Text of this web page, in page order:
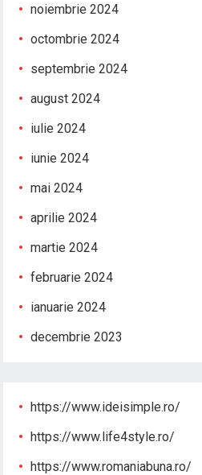
noiembrie 2024
octombrie 2024
septembrie 2024
august 2024
iulie 2024
iunie 2024
mai 2024
aprilie 2024
martie 2024
februarie 2024
ianuarie 2024
decembrie 2023
https://www.ideisimple.ro/
https://www.life4style.ro/
https://www.romaniabuna.ro/